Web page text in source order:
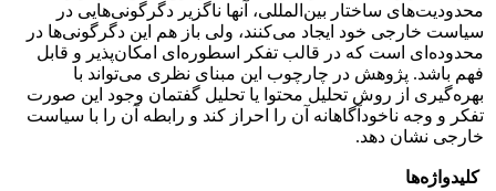
محدودیت‌های ساختار بین‌المللی، آنها ناگزیر دگرگونی‌هایی در
سیاست خارجی خود ایجاد می‌کنند، ولی باز هم این دگرگونی‌ها در
محدوده‌ای است که در قالب تفکر اسطوره‌ای امکان‌پذیر و قابل
فهم باشد. پژوهش در چارچوب این مبنای نظری می‌تواند با
بهره‌گیری از روش تحلیل محتوا یا تحلیل گفتمان وجود این صورت
تفکر و وجه ناخودآگاهانه آن را احراز کند و رابطه آن را با سیاست
خارجی نشان دهد.
کلیدواژه‌ها